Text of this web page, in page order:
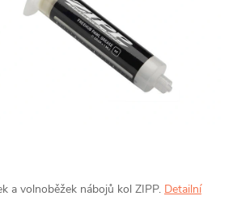
a volnoběžek nábojů kol ZIPP. Detailní